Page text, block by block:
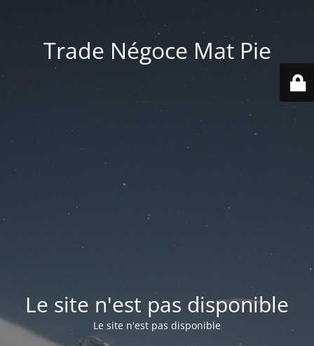
Trade Négoce Mat Pie
Le site n'est pas disponible
Le site n'est pas disponible